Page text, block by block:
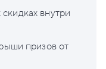
внутри
призов от